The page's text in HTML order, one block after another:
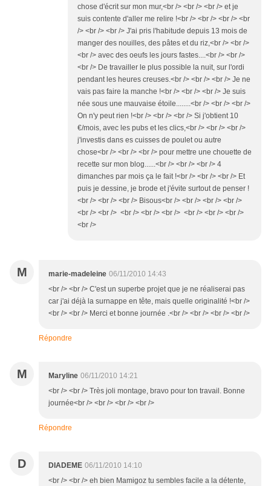
chose d'écrit sur mon mur,<br /> <br /> <br /> et je
suis contente d'aller me relire !<br /> <br /> <br /> <br
/> <br /> <br /> J'ai pris l'habitude depuis 13 mois de
manger des nouilles, des pâtes et du riz,<br /> <br />
<br /> avec des oeufs les jours fastes....<br /> <br />
<br /> De travailler le plus possible la nuit, sur l'ordi
pendant les heures creuses.<br /> <br /> <br /> Je ne
vais pas faire la manche !<br /> <br /> <br /> Je suis
née sous une mauvaise étoile........<br /> <br /> <br />
On n'y peut rien !<br /> <br /> <br /> Si j'obtient 10
€/mois, avec les pubs et les clics,<br /> <br /> <br />
j'investis dans es cuisses de poulet ou autre
chose<br /> <br /> <br /> pour mettre une chouette de
recette sur mon blog......<br /> <br /> <br /> 4
dimanches par mois ça le fait !<br /> <br /> <br /> Et
puis je dessine, je brode et j'évite surtout de penser !
<br /> <br /> <br /> Bisous<br /> <br /> <br /> <br />
<br /> <br /> <br /> <br /> <br /> <br /> <br /> <br />
<br />
M marie-madeleine 06/11/2010 14:43
<br /> <br /> C'est un superbe projet que je ne réaliserai pas
car j'ai déjà la surnappe en tête, mais quelle originalité !<br />
<br /> <br /> Merci et bonne journée .<br /> <br /> <br /> <br />
Répondre
M Maryline 06/11/2010 14:21
<br /> <br /> Très joli montage, bravo pour ton travail. Bonne
journée<br /> <br /> <br /> <br />
Répondre
D DIADEME 06/11/2010 14:10
<br /> <br /> eh bien Mamigoz tu sembles facile a la détente,